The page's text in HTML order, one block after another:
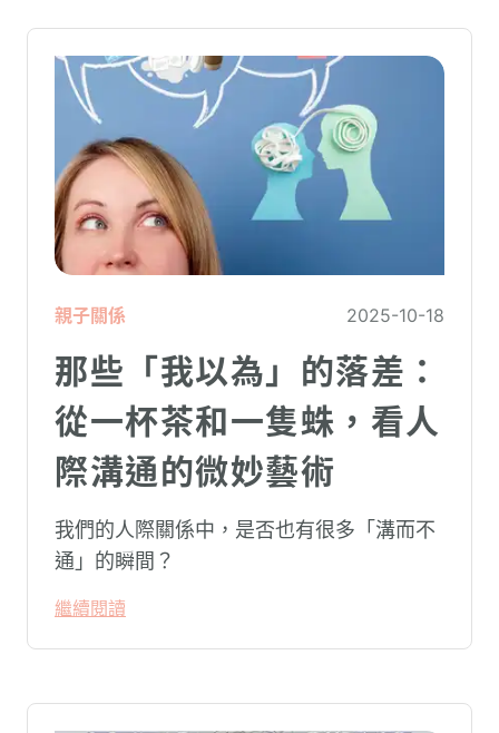
親子關係 2025-10-18
那些「我以為」的落差：
從一杯茶和一隻蛛，看人
際溝通的微妙藝術
我們的人際關係中，是否也有很多「溝而不
通」的瞬間？
繼續閱讀